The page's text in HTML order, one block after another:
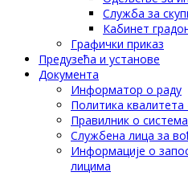
Служба за
Кабинет
Графички приказ
Предузећа и установе
Документа
Информатор о раду
Политика
Правилник о
Службена лица за
Информације о
лицима